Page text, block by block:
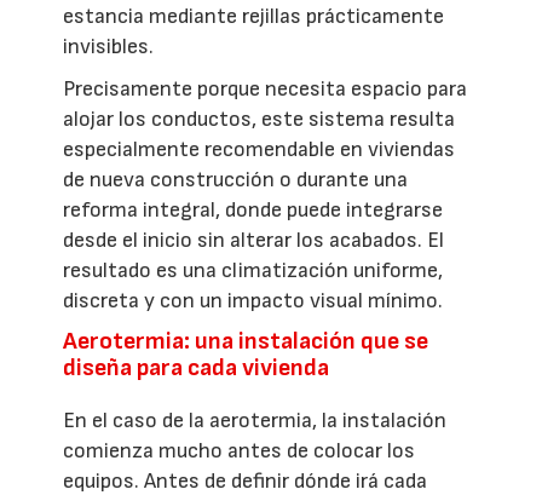
estancia mediante rejillas prácticamente
invisibles.
Precisamente porque necesita espacio para
alojar los conductos, este sistema resulta
especialmente recomendable en viviendas
de nueva construcción o durante una
reforma integral, donde puede integrarse
desde el inicio sin alterar los acabados. El
resultado es una climatización uniforme,
discreta y con un impacto visual mínimo.
Aerotermia: una instalación que se
diseña para cada vivienda
En el caso de la aerotermia, la instalación
comienza mucho antes de colocar los
equipos. Antes de definir dónde irá cada